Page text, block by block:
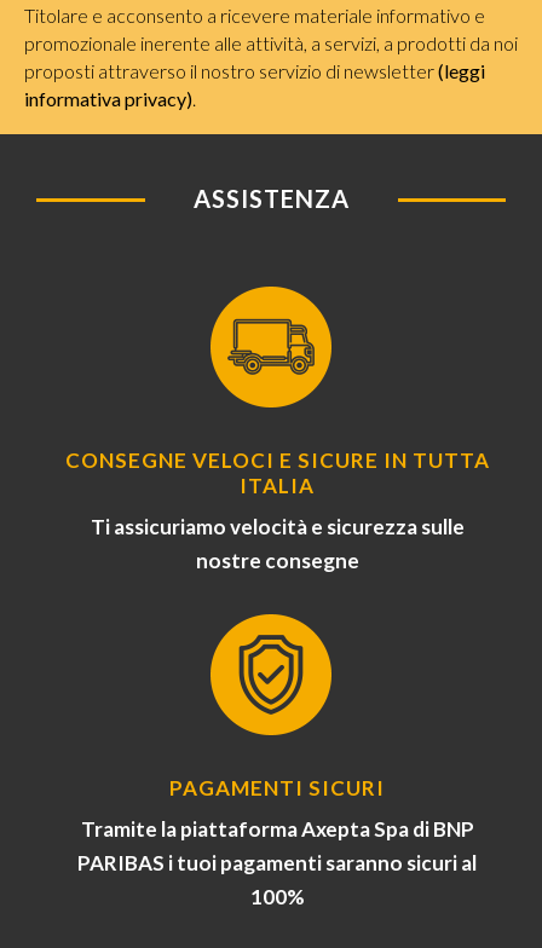
Titolare e acconsento a ricevere materiale informativo e
promozionale inerente alle attività, a servizi, a prodotti da noi
proposti attraverso il nostro servizio di newsletter(leggi
informativa privacy).
ASSISTENZA
CONSEGNE VELOCI E SICURE IN TUTTA
ITALIA
Ti assicuriamo velocità e sicurezza sulle
nostre consegne
PAGAMENTI SICURI
Tramite la piattaforma Axepta Spa di BNP
PARIBAS i tuoi pagamenti saranno sicuri al
100%